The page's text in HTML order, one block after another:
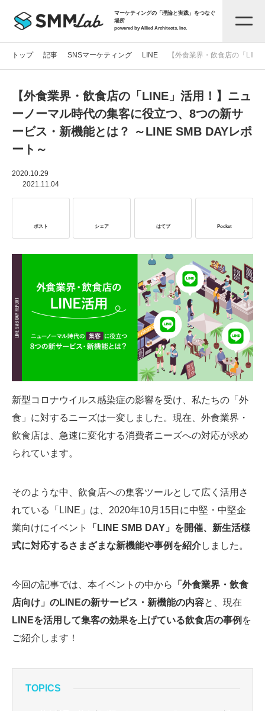
マーケティングの「理論と実践」をつなぐ
場所
powered by Allied Architects, Inc.
記事一覧
タグから探す
SMMLabについて
トップ 記事 SNSマーケティング LINE 【外食業界・飲食店の「
【外食業界・飲食店の「LINE」活用！】ニュ
ーノーマル時代の集客に役立つ、8つの新サ
ービス・新機能とは？ ～LINE SMB DAYレポ
ート～
2020.10.29
2021.11.04
ポスト シェア はてブ Pocket
新型コロナウイルス感染症の影響を受け、私たちの「外
食」に対するニーズは一変しました。現在、外食業界・
飲食店は、急速に変化する消費者ニーズへの対応が求め
られています。
そのような中、飲食店への集客ツールとして広く活用さ
れている「LINE」は、2020年10月15日に中堅・中堅企
業向けにイベント
「LINE SMB DAY」を開催、新生活様
式に対応するさまざまな新機能や事例を紹介しました。
今回の記事では、本イベントの中から
「外食業界・飲食
店向け」のLINEの新サービス・新機能の内容と、現在
LINEを活用して集客の効果を上げている飲食店の事例 を
ご紹介します！
TOPICS